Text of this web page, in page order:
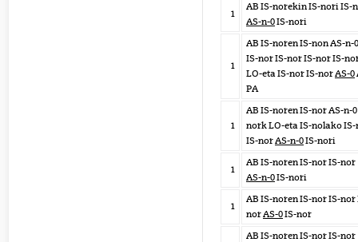
1
AB IS-norekin IS-nori IS-
AS-n-0IS-nori
1
AB IS-noren IS-non AS-n-0
IS-nor IS-nor IS-nor IS-
LO-eta IS-nor IS-norAS-0
PA
1
AB IS-noren IS-nor AS-n-
nork LO-eta IS-nolako
IS-norAS-n-0IS-nori
1
AB IS-noren IS-nor IS-nor
AS-n-0IS-nori
1
AB IS-noren IS-nor IS-nor
norAS-0IS-nor
AB IS-noren IS-nor IS-nor